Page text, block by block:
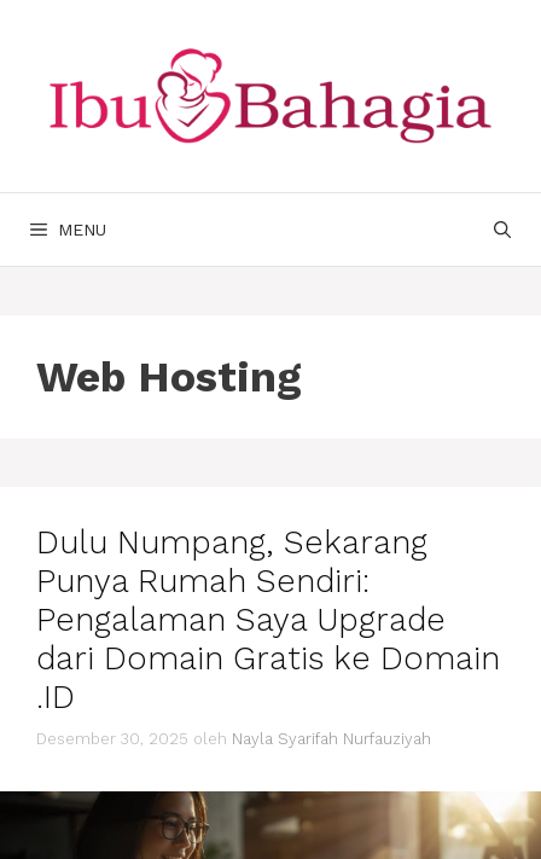
MENU
Web Hosting
Dulu Numpang, Sekarang
Punya Rumah Sendiri:
Pengalaman Saya Upgrade
dari Domain Gratis ke Domain
.ID
Desember 30, 2025 oleh Nayla Syarifah Nurfauziyah